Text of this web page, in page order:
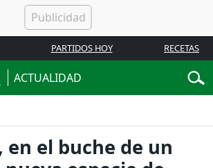
PARTIDOS HOY RECETAS
ACTUALIDAD
en el buche de un